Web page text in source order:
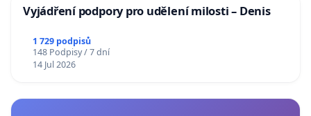
Vyjádření podpory pro udělení milosti – Denis
1 729 podpisů
148 Podpisy / 7 dní
14 Jul 2026